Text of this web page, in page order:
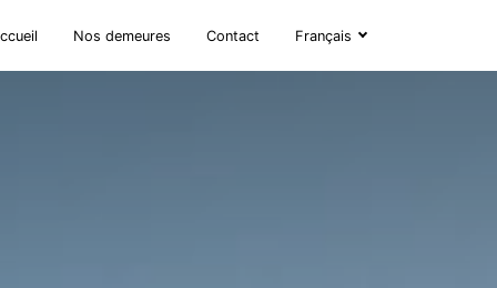
Nos demeures Contact Français